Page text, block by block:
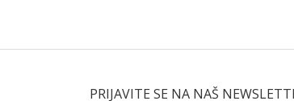
PRIJAVITE SE NA NAŠ